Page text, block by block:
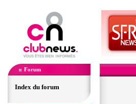
Forum
Index du forum